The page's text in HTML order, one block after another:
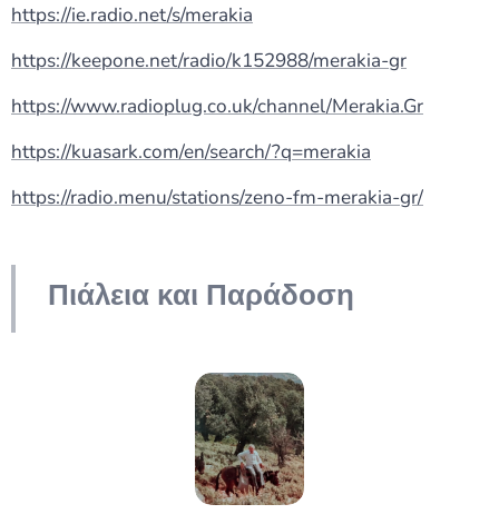
https://ie.radio.net/s/merakia
https://keepone.net/radio/k152988/merakia-gr
https://www.radioplug.co.uk/channel/Merakia.Gr
https://kuasark.com/en/search/?q=merakia
https://radio.menu/stations/zeno-fm-merakia-gr/
Πιάλεια και Παράδοση